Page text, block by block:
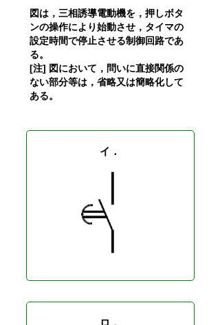
図は，三相誘導電動機を，押しボタ
ンの操作により始動させ，タイマの
設定時間で停止させる制御回路であ
る。
[注] 図において，問いに直接関係の
ない部分等は，省略又は簡略化して
ある。
イ．